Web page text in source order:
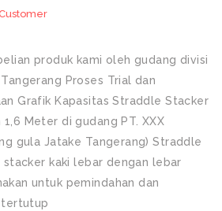
produk kami oleh gudang divisi
Proses Trial dan
Grafik Kapasitas Straddle Stacker
1,6 Meter di gudang PT. XXX
gula Jatake Tangerang) Straddle
stacker kaki lebar dengan lebar
untuk pemindahan dan